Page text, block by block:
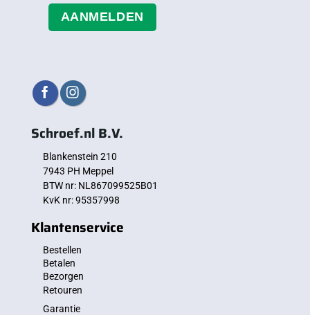
AANMELDEN
Schroef.nl B.V.
Blankenstein 210
7943 PH Meppel
BTW nr: NL867099525B01
KvK nr: 95357998
Klantenservice
Bestellen
Betalen
Bezorgen
Retouren
Garantie